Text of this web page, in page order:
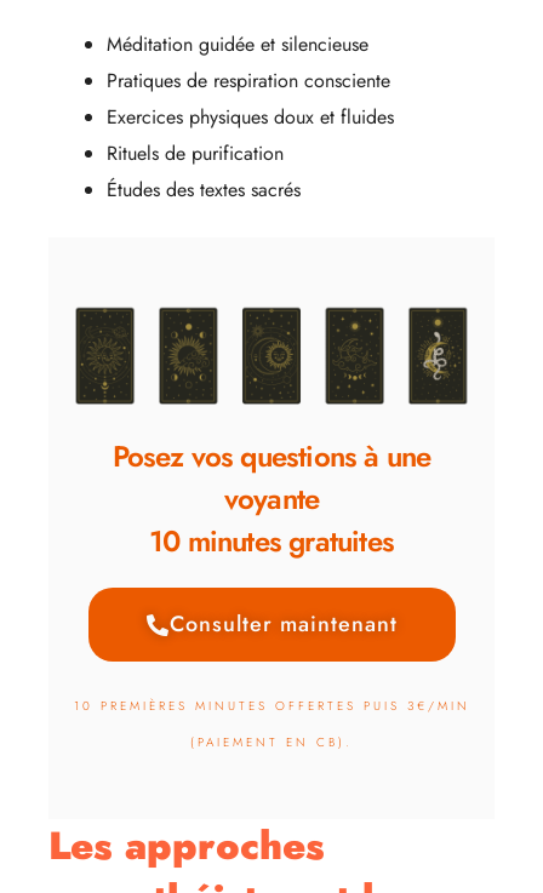
Méditation guidée et silencieuse
Pratiques de respiration consciente
Exercices physiques doux et fluides
Rituels de purification
Études des textes sacrés
Posez vos questions à une
voyante
10 minutes gratuites
Consulter maintenant
10 PREMIÈRES MINUTES OFFERTES PUIS 3€/MIN
(PAIEMENT EN CB).
Les approches